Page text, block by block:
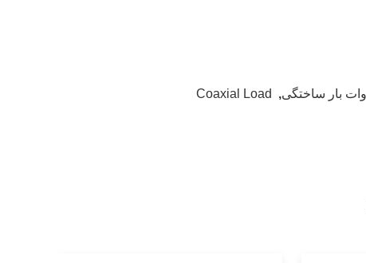
,
Coaxial Load